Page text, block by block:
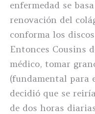
enfermedad se
renovación del
conforma los
Entonces Cousins
médico, tomar
(fundamental para
decidió que se
de dos horas